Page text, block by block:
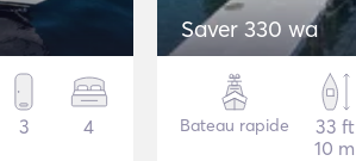
3 4
Saver 330 wa
Bateau rapide
33 ft
10 m